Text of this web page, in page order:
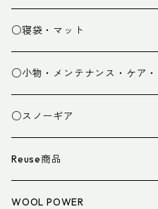
パンツ
グローブ
スパッツ・ゲイター
衣類小物
アイウェア
○寝袋・マット
寝袋
マット
寝具小物
○小物・メンテナンス・ケア
○スノーギア
Reuse商品
WOOL POWER